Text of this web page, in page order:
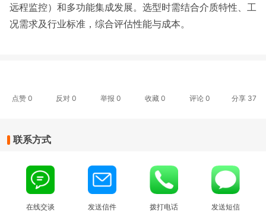
远程监控）和多功能集成发展。选型时需结合介质特性、工
况需求及行业标准，综合评估性能与成本。
点赞 0 反对0 举报 0 收藏 0 评论 0 分享 37
联系方式
在线交谈 发送信件 拨打电话 发送短信